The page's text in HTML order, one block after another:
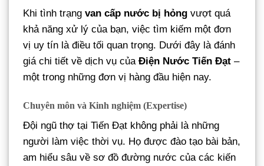
Khi tình trạng van cấp nước bị hỏng vượt quá
khả năng xử lý của bạn, việc tìm kiếm một đơn
vị uy tín là điều tối quan trọng. Dưới đây là đánh
giá chi tiết về dịch vụ của Điện Nước Tiến Đạt –
một trong những đơn vị hàng đầu hiện nay.
Chuyên môn và Kinh nghiệm (Expertise)
Đội ngũ thợ tại Tiến Đạt không phải là những
người làm việc thời vụ. Họ được đào tạo bài bản,
am hiểu sâu về sơ đồ đường nước của các kiến